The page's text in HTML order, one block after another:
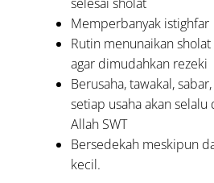
Memperbanyak istighfar
Rutin menunaikan
agar dimudahkan rezeki
Berusaha, tawakal,
setiap usaha akan
Allah SWT
Bersedekah meskipun
kecil.